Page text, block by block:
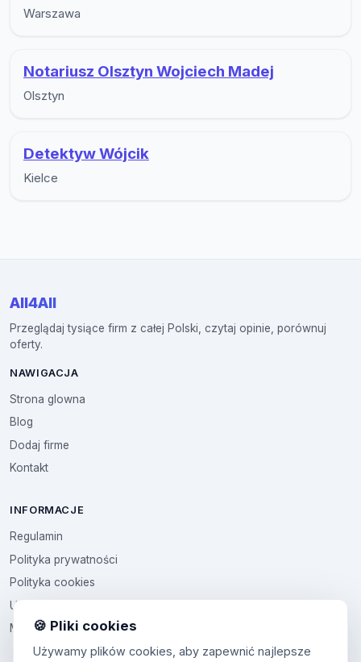
Warszawa
Notariusz Olsztyn Wojciech Madej
Olsztyn
Detektyw Wójcik
Kielce
All4All
Przeglądaj tysiące firm z całej Polski, czytaj opinie, porównuj
oferty.
NAWIGACJA
Strona glowna
Blog
Dodaj firme
Kontakt
INFORMACJE
Regulamin
Polityka prywatności
Polityka cookies
Ustawienia cookies
Multikod🍪 Pliki cookies
Używamy plików cookies, aby zapewnić najlepsze